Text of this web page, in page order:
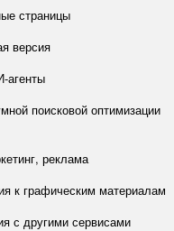
страницы
версия
агенты
поисковой оптимизации
реклама
к графическим материалам
с другими сервисами